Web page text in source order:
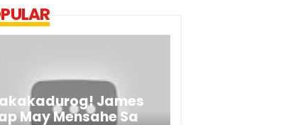
James
May Mensahe Sa